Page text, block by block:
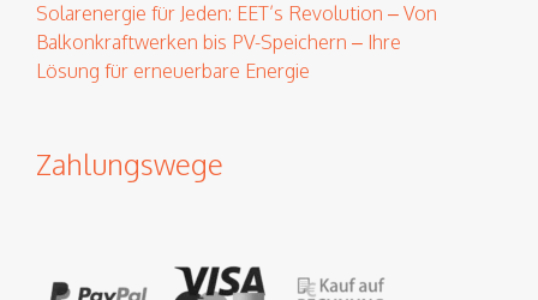
Solarenergie für Jeden: EET’s Revolution – Von
Balkonkraftwerken bis PV-Speichern – Ihre
Lösung für erneuerbare Energie
Zahlungswege